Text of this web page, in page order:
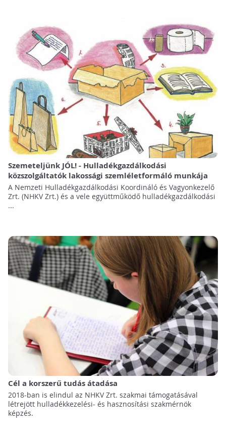
Szemeteljünk JÓL! - Hulladékgazdálkodási
közszolgáltatók lakossági szemléletformáló munkája
A Nemzeti Hulladékgazdálkodási Koordináló és Vagyonkezelő
Zrt. (NHKV Zrt.) és a vele együttműködő hulladékgazdálkodási
...
Cél a korszerű tudás átadása
2018-ban is elindul az NHKV Zrt. szakmai támogatásával
létrejött hulladékkezelési- és hasznosítási szakmérnök
képzés.